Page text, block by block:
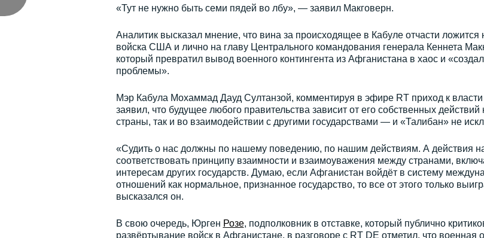
«Тут не нужно быть семи пядей во лбу», — заявил Макговерн.
Аналитик высказал мнение, что вина за происходящее в Кабуле отчасти ложится
войска США и лично на главу Центрального командования генерала Кеннета
который превратил вывод военного контингента из Афганистана в хаос и
проблемы».
Мэр Кабула Мохаммад Дауд Султанзой, комментируя в эфире RT приход к власти
заявил, что будущее любого правительства зависит от его собственных действий
страны, так и во взаимодействии с другими государствами — и «Талибан» не
«Судить о нас должны по нашему поведению, по нашим действиям. А действия
соответствовать принципу взаимности и взаимоуважения между странами,
интересам других государств. Думаю, если Афганистан войдёт в систему
отношений как нормальное, признанное государство, то все от этого только
высказался он.
В свою очередь, Юрген Розе, подполковник в отставке, который публично
развёртывание войск в Афганистане, в разговоре с RT DE отметил, что военная